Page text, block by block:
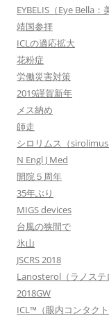
EYBELIS（Eye Bella：
靖国参拝
ICLの適応拡大
花粉症
労働災害対策
2019謹賀新年
メス納め
師走
シロリムス（
N Engl J Med
開院５周年
35年ぶり
MIGS devices
台風の狭間で
氷山
JSCRS 2018
Lanosterol（ラノステ
2018GW
ICL™（眼内コンタクト